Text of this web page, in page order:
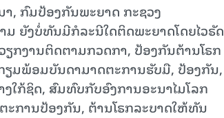
, ກົມປ້ອງກັນພະຍາດ ກະຊວງ
ຍັງບໍ່ທັນມີກໍລະນີໃດຕິດພະຍາດໂດຍໄວຣັດ
ກງານຕິດຕາມກວດກາ, ປ້ອງກັນຕ້ານໂຣກ
ມພ້ອມບັນດາມາດຕະການຮັບມື, ປ້ອງກັນ,
ໃກ້ຊິດ, ສົມທົບກັບອົງການອະນາໄມໂລກ
ະການປ້ອງກັນ, ຕ້ານໂຣກລະບາດໃຫ້ທັນ